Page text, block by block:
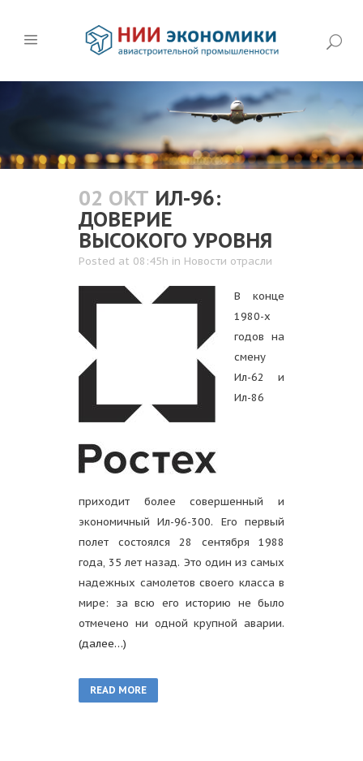
02 ОКТ ИЛ-96:
ДОВЕРИЕ
ВЫСОКОГО УРОВНЯ
Posted at 08:45h in Новости отрасли
В конце
1980-х
годов на
смену
Ил-62 и
Ил-86
приходит более совершенный и
экономичный Ил-96-300. Его первый
полет состоялся 28 сентября 1988
года, 35 лет назад. Это один из самых
надежных самолетов своего класса в
мире: за всю его историю не было
отмечено ни одной крупной аварии.
(далее…)
READ MORE